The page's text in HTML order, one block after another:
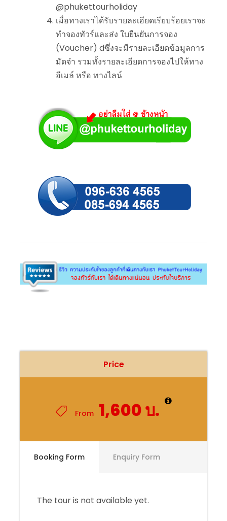
Price
From 1,600 บ.
Booking Form Enquiry Form
The tour is not available yet.
@phukettourholiday
เมื่อทางเราได้รับรายละเอียดเรียบร้อยเราจะ
ทำจองทัวร์และส่ง ใบยืนยันการจอง
(Voucher) dซึ่งจะมีรายละเอียดข้อมูลการ
มัดจำ รวมทั้งรายละเอียดการจองไปให้ทาง
อีเมล์ หรือ ทางไลน์